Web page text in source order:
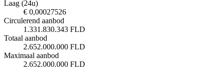
Laag (24u)
€ 0,00027526
Circulerend aanbod
1.331.830.343 FLD
Totaal aanbod
2.652.000.000 FLD
Maximaal aanbod
2.652.000.000 FLD